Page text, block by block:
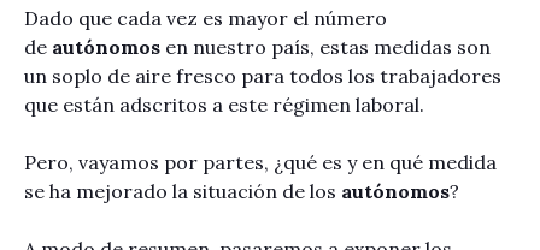
Dado que cada vez es mayor el número
de autónomos en nuestro país, estas medidas son
un soplo de aire fresco para todos los trabajadores
que están adscritos a este régimen laboral.
Pero, vayamos por partes, ¿qué es y en qué medida
se ha mejorado la situación de los autónomos?